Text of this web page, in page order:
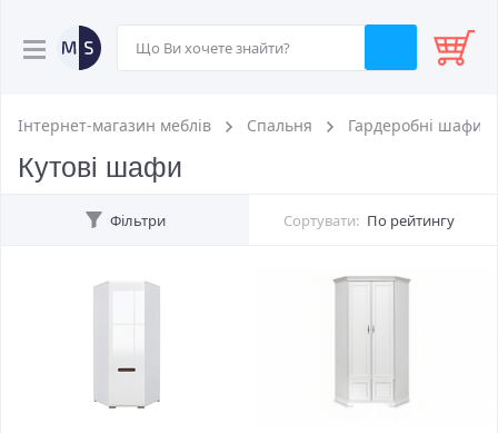
Інтернет-магазин меблів Спальня Гардеробні шафи
Кутові шафи
Фільтри Сортувати: По рейтингу